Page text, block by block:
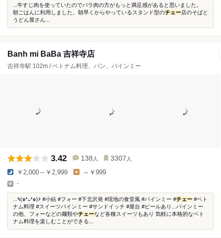
...牛すじ肉を使っていたのでバラ肉の方がもっと満足感があると思いました。
朝ごはんに利用しました。朝早くからやっているスタンド型のチェー店のそばと
うどん屋さん...
Banh mi BaBa 吉祥寺店
吉祥寺駅 102m / ベトナム料理、パン、バインミー
3.42 138 人 3307 人
￥2,000～￥2,999 ～￥999
-
...٩(๑❛ᴗ❛๑)۶ #小結 #フォー #下北沢発 #現地の食堂風 #バインミー #チェー #ベト
ナム料理 #スイーツバインミー #サンドイッチ #屋台 #ビールあり...バインミー
の他、フォーなどの麺類やチェーなど各種スイーツもあり 気軽に本格的なベト
ナム料理を楽しむことができる...